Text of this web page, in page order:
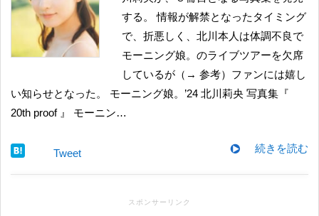
する。 情報が解禁となったタイミング
で、折悪しく、北川本人は体調不良で
モーニング娘。のライブツアーを欠席
しているが（→ 参考）ファンには嬉し
い知らせとなった。 モーニング娘。’24 北川莉央 写真集『
20th proof 』 モーニン…
続きを読む
Tweet
スポンサーリンク